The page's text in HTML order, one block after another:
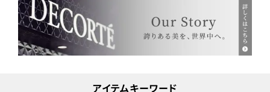
アイテムキーワード